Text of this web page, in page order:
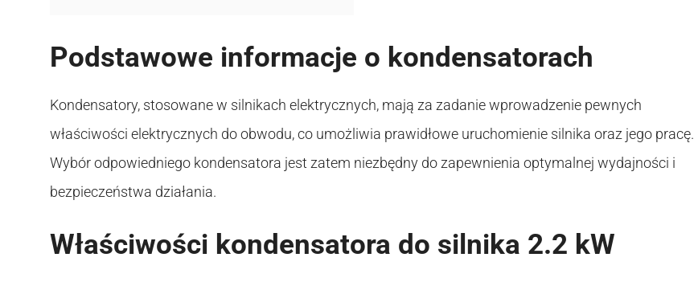
Podstawowe informacje o kondensatorach
Kondensatory, stosowane w silnikach elektrycznych, mają za zadanie wprowadzenie pewnych
właściwości elektrycznych do obwodu, co umożliwia prawidłowe uruchomienie silnika oraz jego pracę.
Wybór odpowiedniego kondensatora jest zatem niezbędny do zapewnienia optymalnej wydajności i
bezpieczeństwa działania.
Właściwości kondensatora do silnika 2.2 kW